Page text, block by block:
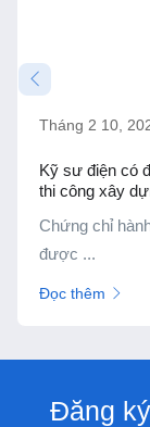
Tháng 2 10,
Kỹ sư điện có
thi công xây
Chứng chỉ
được ...
Đọc thêm
Đăng